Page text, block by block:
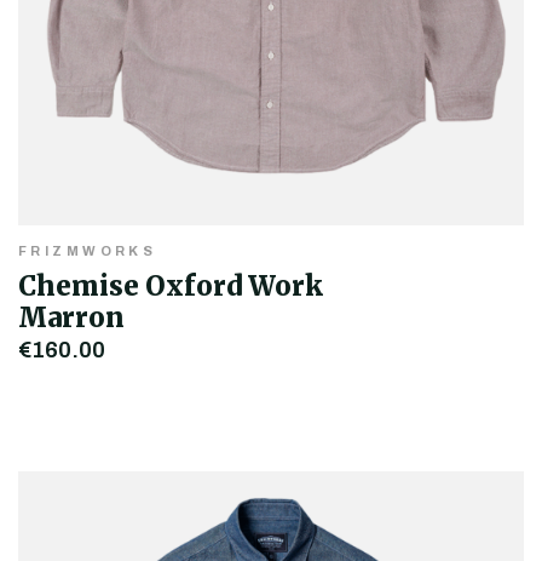
FRIZMWORKS
Chemise Oxford Work
Marron
€160,00